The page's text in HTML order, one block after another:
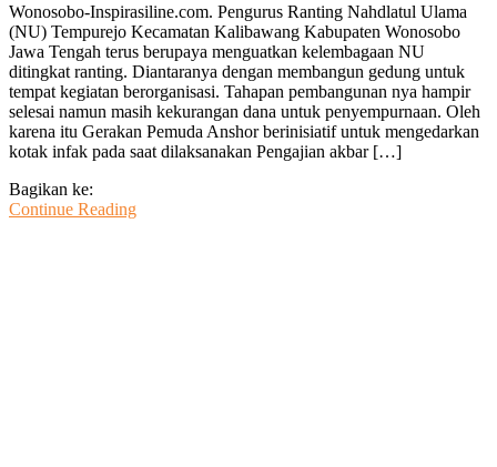
Penguatan
Kelembagaan
Ranting
NU
Tempurejo
Wonosobo
Bangun
Gedung
Wonosobo-Inspirasiline.com. Pengurus Ranting Nahdlatul Ulama
(NU) Tempurejo Kecamatan Kalibawang Kabupaten Wonosobo
Jawa Tengah terus berupaya menguatkan kelembagaan NU
ditingkat ranting. Diantaranya dengan membangun gedung untuk
tempat kegiatan berorganisasi. Tahapan pembangunan nya hampir
selesai namun masih kekurangan dana untuk penyempurnaan. Oleh
karena itu Gerakan Pemuda Anshor berinisiatif untuk mengedarkan
kotak infak pada saat dilaksanakan Pengajian akbar […]
Bagikan ke:
Continue Reading